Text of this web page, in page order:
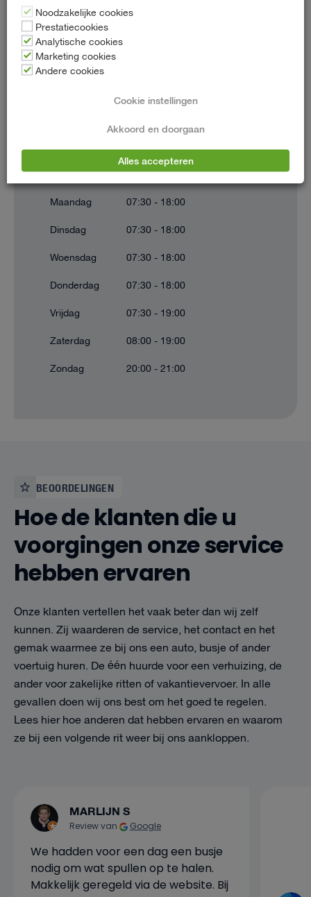
2652 XB Berkel en Rodenrijs
010 - 452 03 33
info@hartautoverhuur.nl
Openingstijden
Openingstijden kunnen afwijken op feestdagen
Maandag
07:30 - 18:00
Dinsdag
07:30 - 18:00
Woensdag
07:30 - 18:00
Donderdag
07:30 - 18:00
Vrijdag
07:30 - 19:00
Zaterdag
08:00 - 19:00
Zondag
20:00 - 21:00
BEOORDELINGEN
Hoe de klanten die u
voorgingen onze service
hebben ervaren
Onze klanten vertellen het vaak beter dan wij zelf
kunnen. Zij waarderen de service, het contact en het
gemak waarmee ze bij ons een auto, busje of ander
voertuig huren. De één huurde voor een verhuizing, de
ander voor zakelijke ritten of vakantievervoer. In alle
gevallen doen wij ons best om het goed te regelen.
Lees hier hoe anderen dat hebben ervaren en waarom
ze bij een volgende rit weer bij ons aankloppen.
MARLIJN S
Review van Google
We hadden voor een dag een busje
nodig om wat spullen op te halen.
Makkelijk geregeld via de website. Bij
Noodzakelijke cookies
Prestatiecookies
Analytische cookies
Marketing cookies
Andere cookies
Cookie instellingen
Akkoord en doorgaan
Alles accepteren